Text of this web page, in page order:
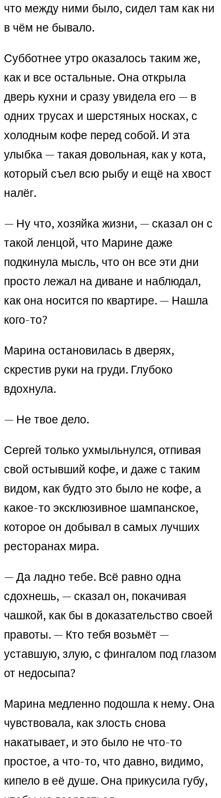
что между ними было, сидел там как ни
в чём не бывало.
Субботнее утро оказалось таким же,
как и все остальные. Она открыла
дверь кухни и сразу увидела его — в
одних трусах и шерстяных носках, с
холодным кофе перед собой. И эта
улыбка — такая довольная, как у кота,
который съел всю рыбу и ещё на хвост
налёг.
— Ну что, хозяйка жизни, — сказал он с
такой ленцой, что Марине даже
подкинула мысль, что он все эти дни
просто лежал на диване и наблюдал,
как она носится по квартире. — Нашла
кого-то?
Марина остановилась в дверях,
скрестив руки на груди. Глубоко
вдохнула.
— Не твое дело.
Сергей только ухмыльнулся, отпивая
свой остывший кофе, и даже с таким
видом, как будто это было не кофе, а
какое-то эксклюзивное шампанское,
которое он добывал в самых лучших
ресторанах мира.
— Да ладно тебе. Всё равно одна
сдохнешь, — сказал он, покачивая
чашкой, как бы в доказательство своей
правоты. — Кто тебя возьмёт —
уставшую, злую, с фингалом под глазом
от недосыпа?
Марина медленно подошла к нему. Она
чувствовала, как злость снова
накатывает, и это было не что-то
простое, а что-то, что давно, видимо,
кипело в её душе. Она прикусила губу,